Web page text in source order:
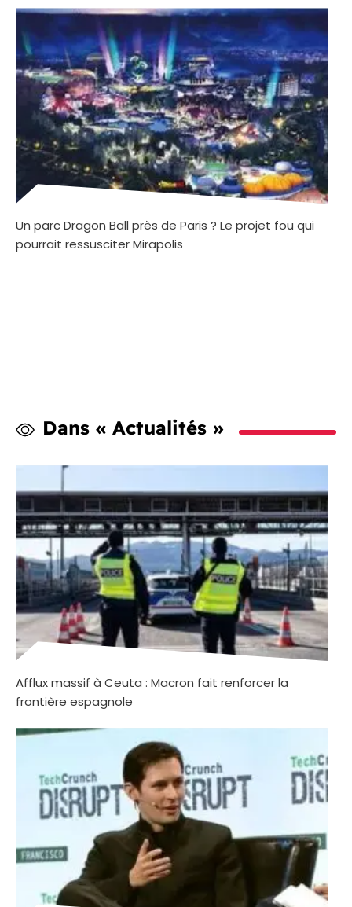
Un parc Dragon Ball près de Paris ? Le projet fou qui
pourrait ressusciter Mirapolis
Dans « Actualités »
Afflux massif à Ceuta : Macron fait renforcer la
frontière espagnole